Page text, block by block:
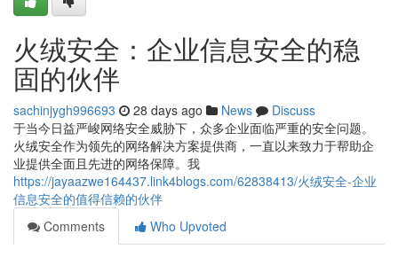
火绒安全：企业信息安全的稳
固的伙伴
sachinjygh996693 28 days ago News
Discuss
于当今日益严峻网络安全威胁下，众多企业面临严重的安全问题。
火绒安全作为领先的网络解决方案提供商，一直以来致力于帮助企
业提供全面且先进的网络保障。我
https://jayaazwe164437.link4blogs.com/62838413/火绒安全-企业
信息安全的值得信赖的伙伴
Comments
Who Upvoted